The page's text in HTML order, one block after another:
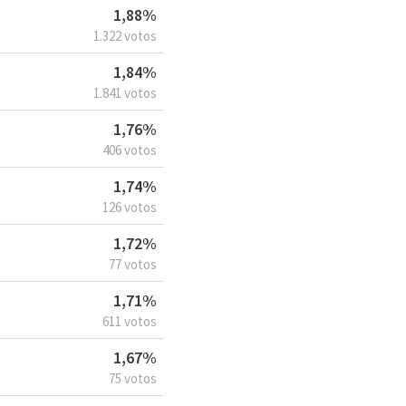
1,88%
1.322 votos
1,84%
1.841 votos
1,76%
406 votos
1,74%
126 votos
1,72%
77 votos
1,71%
611 votos
1,67%
75 votos